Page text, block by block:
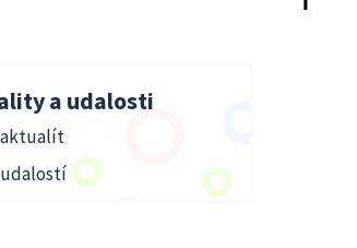
a udalosti